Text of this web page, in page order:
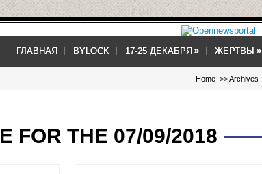
ГЛАВНАЯ BYLOCK 17-25 ДЕКАБРЯ »
» ЖЕРТВЫ »
»
Home >> Archives
FOR THE 07/09/2018